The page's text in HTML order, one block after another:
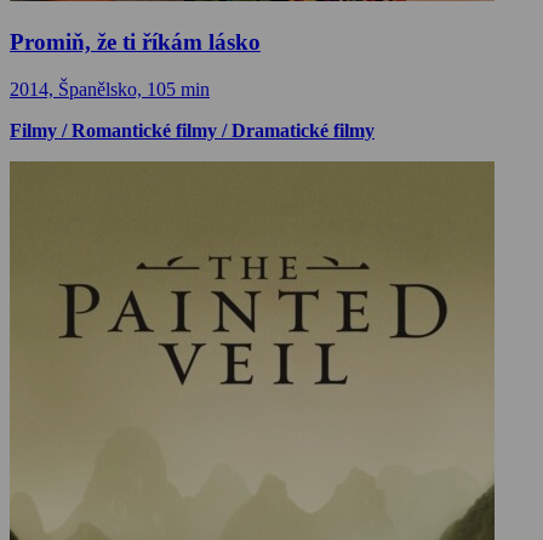
Promiň, že ti říkám lásko
2014, Španělsko, 105 min
Filmy / Romantické filmy / Dramatické filmy